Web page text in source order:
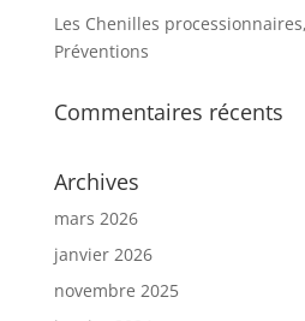
Les Chenilles
Préventions
Commentaires récents
Archives
mars 2026
janvier 2026
novembre 2025